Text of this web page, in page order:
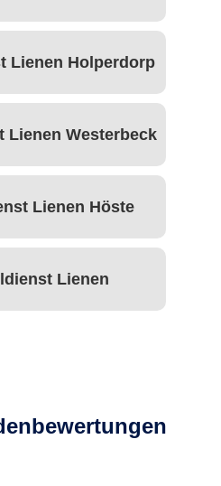
Lienen Holperdorp
Lienen Westerbeck
Lienen Höste
Lienen